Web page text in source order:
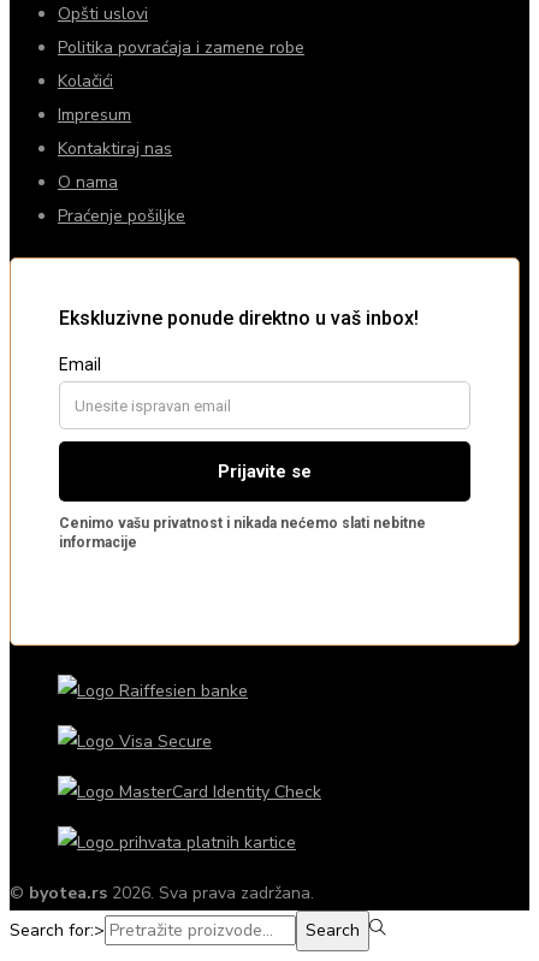
Opšti uslovi
Politika povraćaja i zamene robe
Kolačići
Impresum
Kontaktiraj nas
O nama
Praćenje pošiljke
© byotea.rs 2026. Sva prava zadržana.
Search for:>
Search